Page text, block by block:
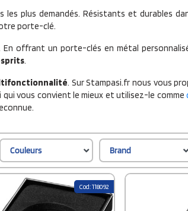
les plus demandés. Résistants et durables
porte-clé.
offrant un porte-clés en métal
.
. Sur Stampasi.fr nous vous
vous convient le mieux et utilisez-le comme
Couleurs Brand
Cod: 118092